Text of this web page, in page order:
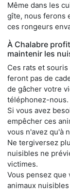
Même dans les
gîte, nous ferons
ces rongeurs
À Chalabre
maintenir les
Ces rats et
feront pas de
de gâcher votre
téléphonez-nous.
Si vous avez
empêcher ces
vous n'avez qu'à
Ne tergiversez
nuisibles ne
victimes.
Vous pensez
animaux